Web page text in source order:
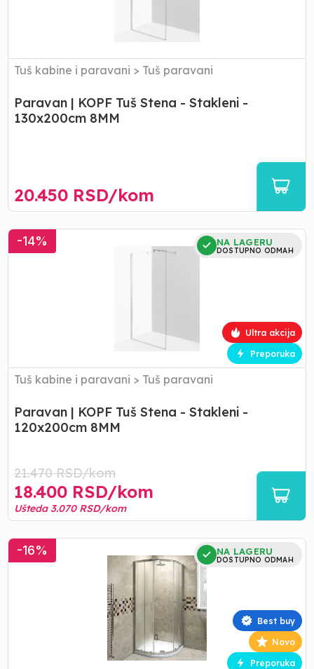
Tuš kabine i paravani > Tuš paravani
Paravan | KOPF Tuš Stena - Stakleni -
130x200cm 8MM
20.450 RSD/kom
Paravan
|
-14%
Ultra akcija
Preporuka
NA LAGERU
DOSTUPNO ODMAH
Tuš kabine i paravani > Tuš paravani
Paravan | KOPF Tuš Stena - Stakleni -
120x200cm 8MM
21.470RSD/kom
18.400 RSD/kom
Ušteda 3.070RSD/kom
Tuš
Kabina
-16%
Best buy
Novo
Preporuka
NA LAGERU
DOSTUPNO ODMAH